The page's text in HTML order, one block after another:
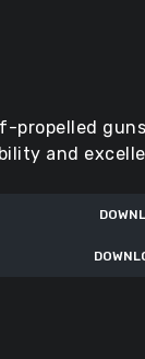
propelled
and